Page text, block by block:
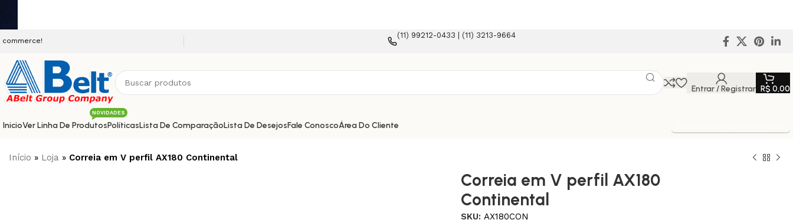
(11) 99212-0433 | (11) 3213-9664
Entrar / Registrar R$ 0,00
InicioVer Linha De Produtos
NOVIDADES
PolíticasLista De ComparaçãoLista De DesejosFale ConoscoÁrea Do Cliente
Início » Loja » Correia em V perfil AX180 Continental
Correia em V perfil AX180
Continental
SKU:AX180CON